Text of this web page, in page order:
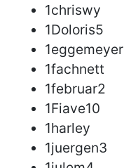
1chriswy
1Doloris5
1eggemeyer
1fachnett
1februar2
1Fiave10
1harley
1juergen3